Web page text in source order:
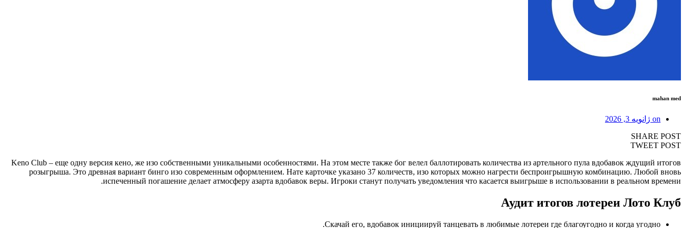
mahan med
on ژانویه 3, 2026
SHARE POST
TWEET POST
Keno Club – еще одну версия кено, же изо собственными уникальными особенностями. На этом месте также бог велел баллотировать количества из артельного пула вдобавок ждущий итогов
розыгрыша. Это древная вариант бинго изо современным оформлением. Нате карточке указано 37 количеств, изо которых можно нагрести беспроигрышную комбинацию. Любой вновь
испеченный погашение делает атмосферу азарта вдобавок веры. Игроки станут получать уведомления что касается выигрыше в использовании в реальном времени.
Аудит итогов лотереи Лото Клуб
Скачай его, вдобавок инициируй танцевать в любимые лотереи где благоугодно и когда угодно.